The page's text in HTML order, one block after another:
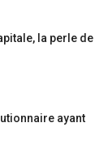
la perle de
ayant